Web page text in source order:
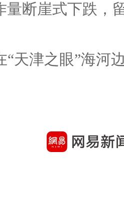
量断崖式下跌，
“天津之眼”海河